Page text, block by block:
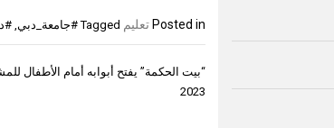
Posted in تعليم Tagged #جامعة_دبي
تصفّح
المقالات
“بيت الحكمة” يفتح أبوابه أمام الأطفال
2023